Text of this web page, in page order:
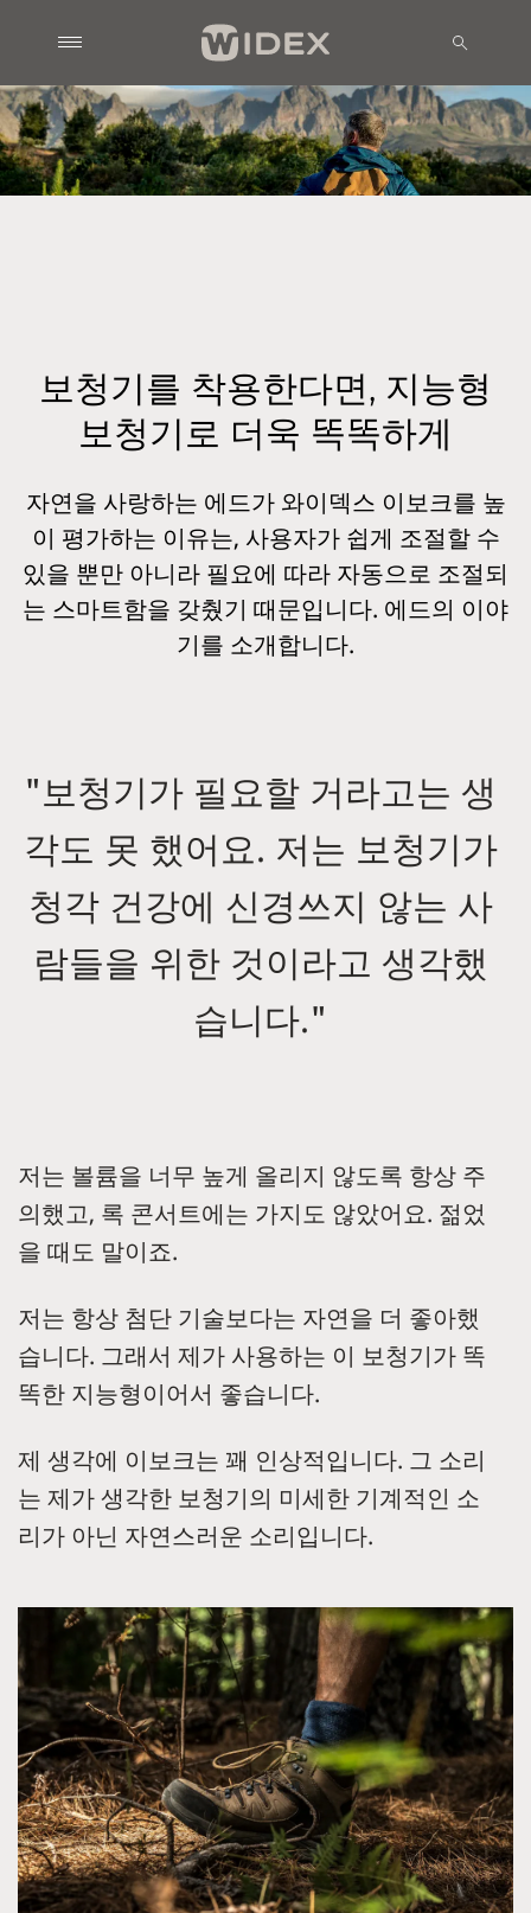
보청기를 착용한다면, 지능형
보청기로 더욱 똑똑하게
자연을 사랑하는 에드가 와이덱스 이보크를 높
이 평가하는 이유는, 사용자가 쉽게 조절할 수
있을 뿐만 아니라 필요에 따라 자동으로 조절되
는 스마트함을 갖췄기 때문입니다. 에드의 이야
기를 소개합니다.
"보청기가 필요할 거라고는 생
각도 못 했어요. 저는 보청기가
청각 건강에 신경쓰지 않는 사
람들을 위한 것이라고 생각했
습니다."
저는 볼륨을 너무 높게 올리지 않도록 항상 주
의했고, 록 콘서트에는 가지도 않았어요. 젊었
을 때도 말이죠.
저는 항상 첨단 기술보다는 자연을 더 좋아했
습니다. 그래서 제가 사용하는 이 보청기가 똑
똑한 지능형이어서 좋습니다.
제 생각에 이보크는 꽤 인상적입니다. 그 소리
는 제가 생각한 보청기의 미세한 기계적인 소
리가 아닌 자연스러운 소리입니다.